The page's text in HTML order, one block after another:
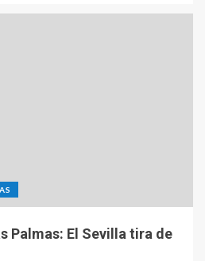
Palmas: El Sevilla tira de